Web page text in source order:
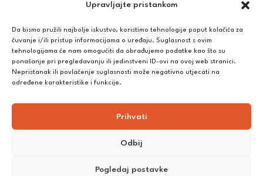
Upravljajte pristankom
Da bismo pružili najbolje iskustvo, koristimo tehnologije poput kolačića za
čuvanje i/ili pristup informacijama o uređaju. Suglasnost s ovim
tehnologijama će nam omogućiti da obrađujemo podatke kao što su
ponašanje pri pregledavanju ili jedinstveni ID-ovi na ovoj web stranici.
Nepristanak ili povlačenje suglasnosti može negativno utjecati na
određene karakteristike i funkcije.
Prihvati
Odbij
Pogledaj postavke
– iznad potrošenih 55 eura dostava je
Plaćanje:
Bankovna transakcija, plaćanje prilikom preuzimanja, CorvusPay